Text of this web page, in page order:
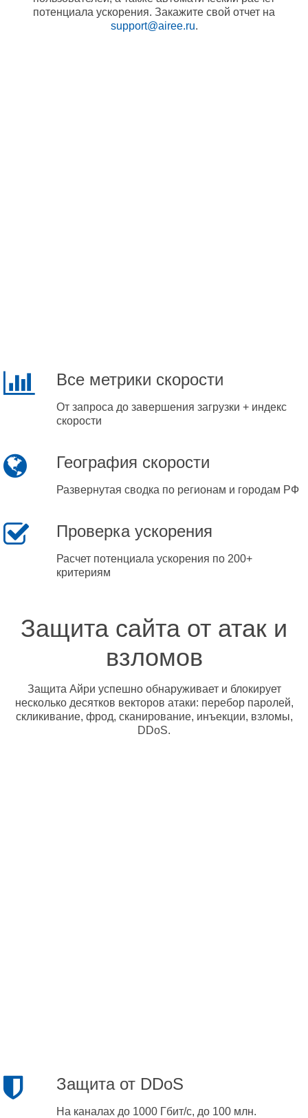
потенциала ускорения. Закажите свой отчет на
support@airee.ru.
Все метрики скорости
От запроса до завершения загрузки + индекс
скорости
География скорости
Развернутая сводка по регионам и городам РФ
Проверка ускорения
Расчет потенциала ускорения по 200+
критериям
Защита сайта от атак и
взломов
Защита Айри успешно обнаруживает и блокирует
несколько десятков векторов атаки: перебор паролей,
скликивание, фрод, сканирование, инъекции, взломы,
DDoS.
Защита от DDoS
На каналах до 1000 Гбит/с, до 100 млн.